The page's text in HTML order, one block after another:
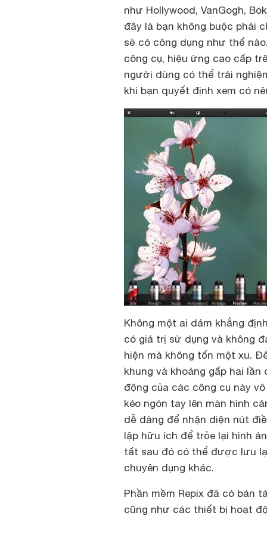
như Hollywood, VanGogh,
đây là bạn không buộc phải
sẽ có công dụng như thế
công cụ, hiệu ứng cao cấp
người dùng có thể trải
khi bạn quyết định xem có
Không một ai dám khẳng
có giá trị sử dụng và không
hiện mà không tốn một xu.
khung và khoảng gấp hai
động của các công cụ này
kéo ngón tay lên màn hình
dễ dàng để nhận diện nút
lập hữu ích để trỏe lại hình
tất sau đó có thể được lưu
chuyên dụng khác.
Phần mềm Repix đã có bản
cũng như các thiết bị hoạt